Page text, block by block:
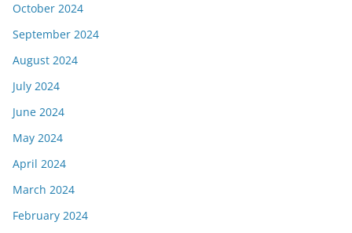
October 2024
September 2024
August 2024
July 2024
June 2024
May 2024
April 2024
March 2024
February 2024